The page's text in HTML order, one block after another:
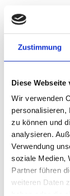
Zustimmung
Diese Webseite
Wir verwenden
personalisieren,
zu können und
analysieren.
Verwendung
soziale Medien,
Partner führen
weiteren Daten
Klärung
Vertretung
Beratung
Als Beraterin
e.V. bringt sie
Erfahrung in